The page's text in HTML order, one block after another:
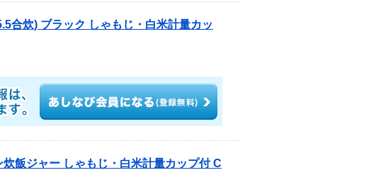
合炊) ブラック しゃもじ・白米計量カッ
飯ジャー しゃもじ・白米計量カップ付 C